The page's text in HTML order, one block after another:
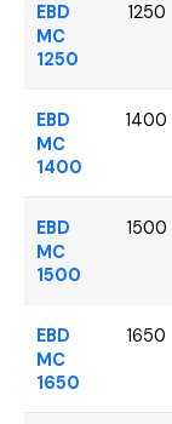
EBD
MC
1250
1250
EBD
MC
1400
1400
EBD
MC
1500
1500
EBD
MC
1650
1650